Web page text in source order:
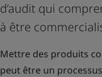
d’audit qui
à être
Mettre des produits
peut être un